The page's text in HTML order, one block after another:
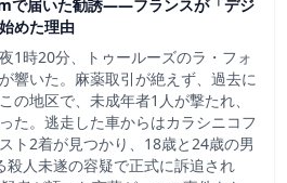
で届いた勧誘――フランスが「デジ
めた理由
1時20分、トゥールーズのラ・フォ
響いた。麻薬取引が絶えず、過去に
の地区で、未成年者1人が撃たれ、
た。逃走した車からはカラシニコフ
ト2着が見つかり、18歳と24歳の男
殺人未遂の容疑で正式に訴追され